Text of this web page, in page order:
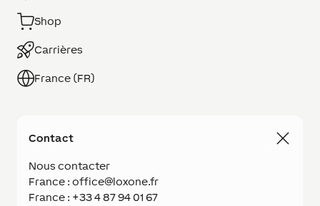
Shop
Carrières
France (FR)
Contact
Nous contacter
France : office@loxone.fr
France : +33 4 87 94 01 67